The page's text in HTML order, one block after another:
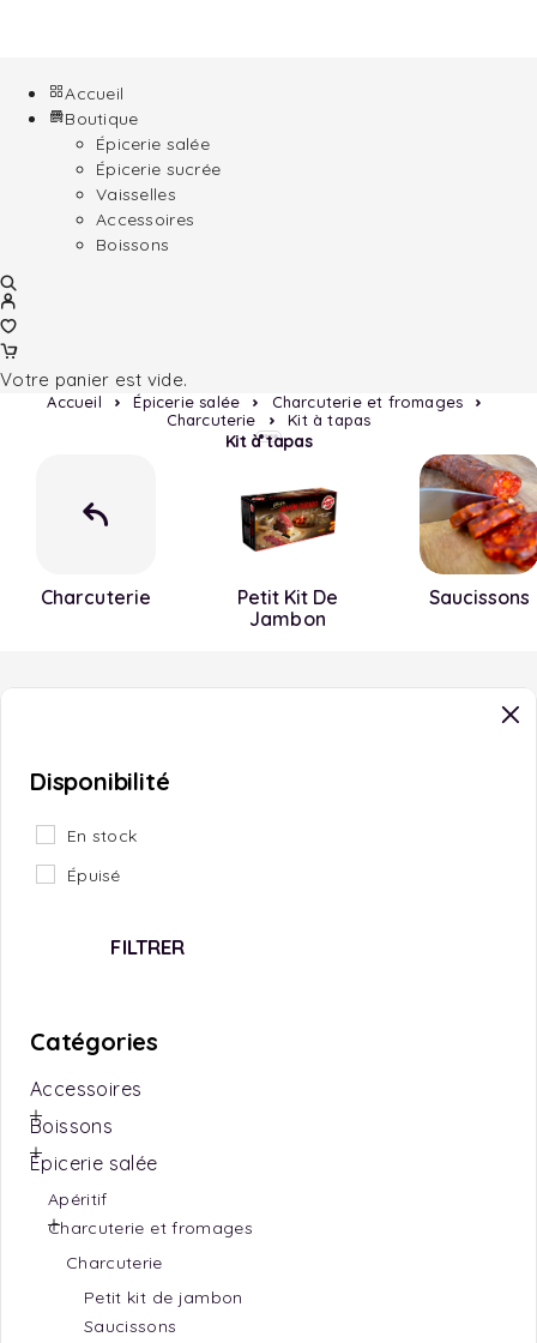
Accueil
Boutique
Épicerie salée
Épicerie sucrée
Vaisselles
Accessoires
Boissons
Votre panier est vide.
Accueil Épicerie salée
Charcuterie et fromages
Charcuterie
Kit à tapas
Kit à tapas
Charcuterie
Petit Kit De
Jambon
Saucissons
Disponibilité
En stock
Épuisé
FILTRER
Catégories
Accessoires
Boissons
Épicerie salée
Apéritif
Charcuterie et fromages
Charcuterie
Petit kit de jambon
Saucissons